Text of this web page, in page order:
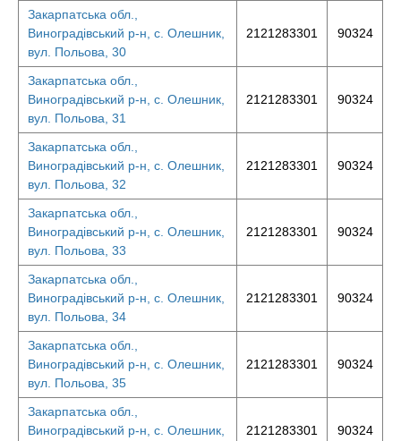
Закарпатська обл.,
Виноградівський р-н, с. Олешник,
вул. Польова, 30
2121283301 90324
Закарпатська обл.,
Виноградівський р-н, с. Олешник,
вул. Польова, 31
2121283301 90324
Закарпатська обл.,
Виноградівський р-н, с. Олешник,
вул. Польова, 32
2121283301 90324
Закарпатська обл.,
Виноградівський р-н, с. Олешник,
вул. Польова, 33
2121283301 90324
Закарпатська обл.,
Виноградівський р-н, с. Олешник,
вул. Польова, 34
2121283301 90324
Закарпатська обл.,
Виноградівський р-н, с. Олешник,
вул. Польова, 35
2121283301 90324
Закарпатська обл.,
Виноградівський р-н, с. Олешник,
2121283301 90324